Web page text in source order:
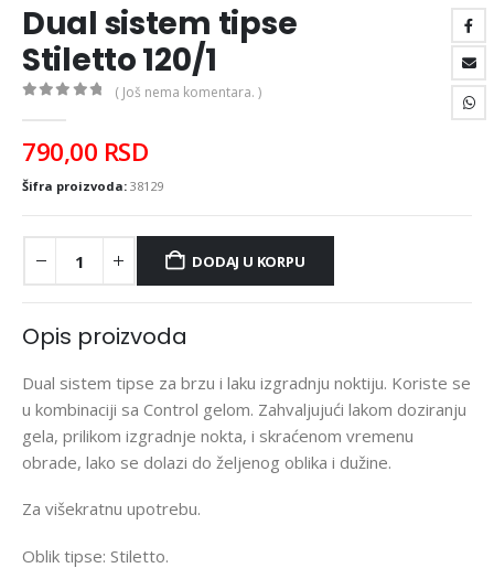
Dual sistem tipse
Stiletto 120/1
( Još nema komentara. )
790,00 RSD
Šifra proizvoda: 38129
DODAJ U KORPU
Opis proizvoda
Dual sistem tipse za brzu i laku izgradnju noktiju. Koriste se
u kombinaciji sa Control gelom. Zahvaljujući lakom doziranju
gela, prilikom izgradnje nokta, i skraćenom vremenu
obrade, lako se dolazi do željenog oblika i dužine.
Za višekratnu upotrebu.
Oblik tipse: Stiletto.